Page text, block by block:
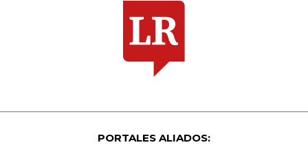
PORTALES ALIADOS: